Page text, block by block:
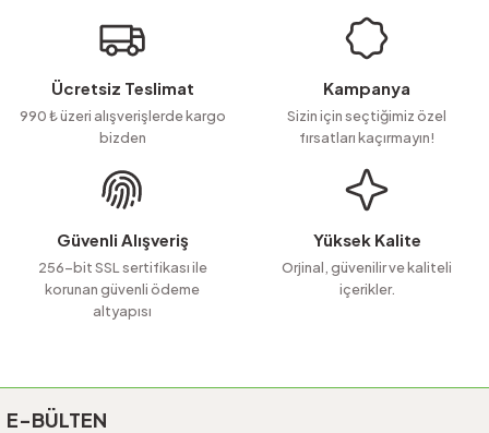
Görüş ve önerileriniz için teşekkür ederiz.
Ürün resmi kalitesiz, bozuk veya görüntülenemiyor.
Ürün açıklamasında eksik bilgiler bulunuyor.
Ürün bilgilerinde hatalar bulunuyor.
Ürün fiyatı diğer sitelerden daha pahalı.
Bu ürüne benzer farklı alternatifler olmalı.
Ücretsiz Teslimat
990 ₺ üzeri alışverişlerde kargo
bizden
Kampanya
Sizin için seçtiğimiz özel
fırsatları kaçırmayın!
Güvenli Alışveriş
256-bit SSL sertifikası ile
korunan güvenli ödeme
altyapısı
Yüksek Kalite
Orjinal, güvenilir ve kaliteli
içerikler.
E-BÜLTEN